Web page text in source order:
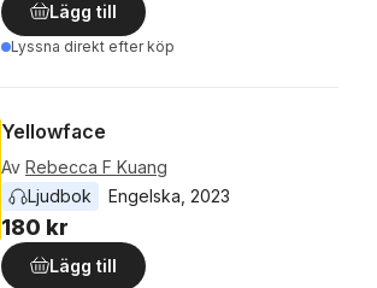
Lägg till
Lyssna direkt efter köp
Yellowface
Av Rebecca F Kuang
Ljudbok
Engelska 2023
180 kr
Lägg till